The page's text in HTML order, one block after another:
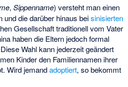
,Sippenname) versteht man einen
und die darüber hinaus beisinisierten
Gesellschaft traditionell vom Vater
haben die Eltern jedoch formal
Wahl kann jederzeit geändert
Kinder den Familiennamen ihrer
Wird jemandadoptiert, so bekommt